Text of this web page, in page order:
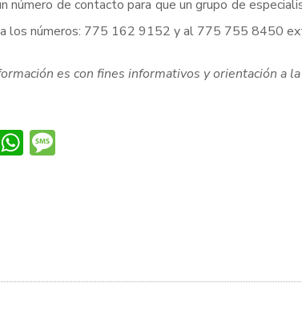
número de contacto para que un grupo de
los números: 775 162 9152 y al 775 755 8450
es con fines informativos y orientación a
WhatsApp
Message